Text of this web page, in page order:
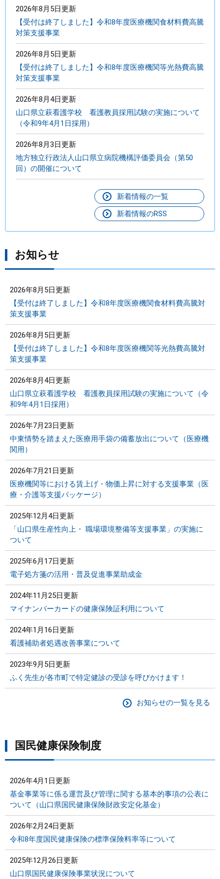
2026年8月5日更新
【受付は終了しました】令和8年度医療機関食材料費高騰
対策支援事業
2026年8月5日更新
【受付は終了しました】令和8年度医療機関等光熱費高騰
対策支援事業
2026年8月4日更新
山口県立萩看護学校 看護教員採用試験の実施について
（令和9年4月1日採用）
2026年8月3日更新
地方独立行政法人山口県立病院機構評価委員会（第50
回）の開催について
新着情報の一覧
新着情報のRSS
お知らせ
2026年8月5日更新
【受付は終了しました】令和8年度医療機関食材料費高騰対
策支援事業
2026年8月5日更新
【受付は終了しました】令和8年度医療機関等光熱費高騰対
策支援事業
2026年8月4日更新
山口県立萩看護学校 看護教員採用試験の実施について（令
和9年4月1日採用）
2026年7月23日更新
中東情勢を踏まえた医療用手袋の備蓄放出について（医療機
関用）
2026年7月21日更新
医療機関等における賃上げ・物価上昇に対する支援事業（医
療・介護等支援パッケージ）
2025年12月4日更新
「山口県生産性向上・ 職場環境整備等支援事業」の実施に
ついて
2025年6月17日更新
電子処方箋の活用・普及促進事業助成金
2024年11月25日更新
マイナンバーカードの健康保険証利用について
2024年1月16日更新
看護補助者処遇改善事業について
2023年9月5日更新
ふく先生が各市町で特定健診の受診を呼びかけます！
お知らせの一覧を見る
国民健康保険制度
2026年4月1日更新
基金事業等に係る運営及び管理に関する基本的事項の公表に
ついて（山口県国民健康保険財政安定化基金）
2026年2月24日更新
令和8年度国民健康保険の標準保険料率等について
2025年12月26日更新
山口県国民健康保険事業状況について